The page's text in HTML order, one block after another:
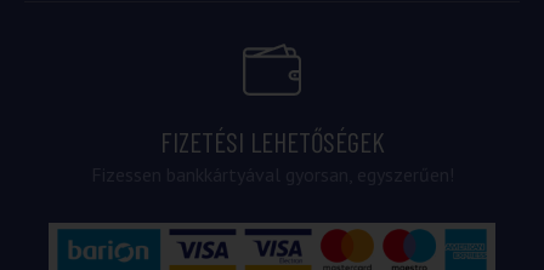
FIZETÉSI LEHETŐSÉGEK